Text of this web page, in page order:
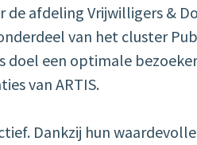
de afdeling Vrijwilligers &
van het cluster
doel een optimale
van ARTIS.
Dankzij hun